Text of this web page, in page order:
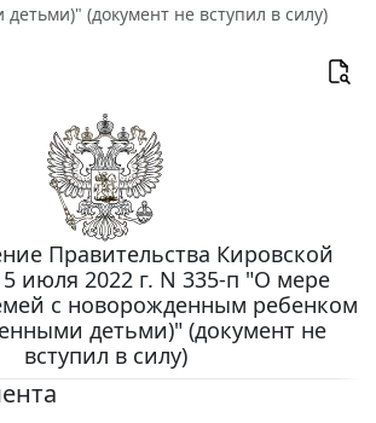
(документ не вступил в силу)
Правительства Кировской
июля 2022 г. N 335-п "О мере
с новорожденным ребенком
детьми)" (документ не
вступил в силу)